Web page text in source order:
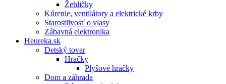
Žehličky
Kúrenie, ventilátory a elektrické krby
Starostlivosť o vlasy
Zábavná elektronika
Heureka.sk
Detský tovar
Hračky
Plyšové hračky
Dom a záhrada